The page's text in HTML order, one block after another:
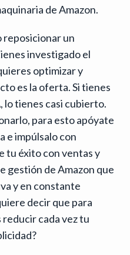
de Amazon.
reposicionar un
investigado el
optimizar y
es la oferta. Si tienes
lo tienes casi cubierto.
para esto apóyate
e impúlsalo con
tu éxito con ventas y
gestión de Amazon que
y en constante
decir que para
cada vez tu